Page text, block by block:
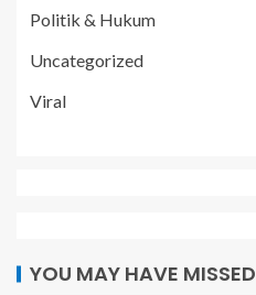
Politik & Hukum
Uncategorized
Viral
YOU MAY HAVE MISSED